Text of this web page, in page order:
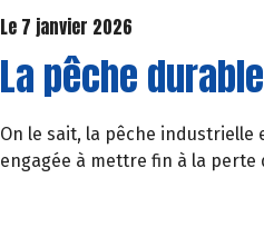
Le 7 janvier 2026
La pêche durable
On le sait, la pêche industrielle
engagée à mettre fin à la perte